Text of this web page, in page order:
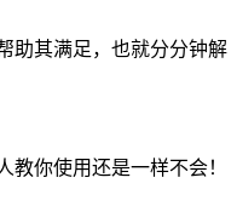
助其满足，也就分分钟解
你使用还是一样不会！